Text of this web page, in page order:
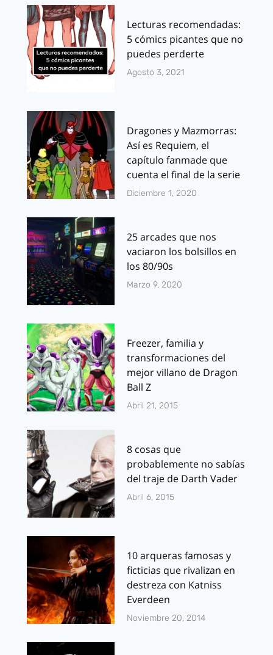
Lecturas recomendadas:
5 cómics picantes que no
puedes perderte
Agosto 3, 2021
Dragones y Mazmorras:
Así es Requiem, el
capítulo fanmade que
cuenta el final de la serie
Diciembre 1, 2020
25 arcades que nos
vaciaron los bolsillos en
los 80/90s
Marzo 9, 2020
Freezer, familia y
transformaciones del
mejor villano de Dragon
Ball Z
Abril 21, 2015
8 cosas que
probablemente no sabías
del traje de Darth Vader
Abril 6, 2015
10 arqueras famosas y
ficticias que rivalizan en
destreza con Katniss
Everdeen
Noviembre 20, 2014